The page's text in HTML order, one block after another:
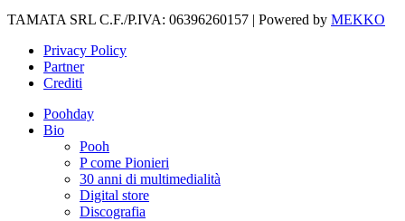
TAMATA SRL C.F./P.IVA: 06396260157 | Powered by MEKKO
Privacy Policy
Partner
Crediti
Poohday
Bio
Pooh
P come Pionieri
30 anni di multimedialità
Digital store
Discografia